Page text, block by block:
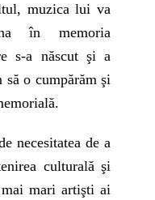
muzica lui va
în memoria
s-a născut şi a
să o cumpărăm şi
necesitatea de a
culturală şi
mari artişti ai